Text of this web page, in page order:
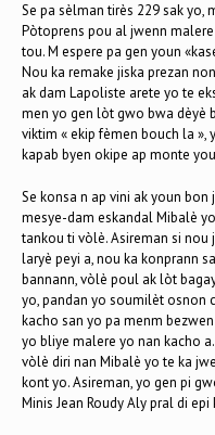
Se pa sèlman tirès 229 sak yo,
Pòtoprens pou al jwenn
tou. M espere pa gen youn
Nou ka remake jiska prezan
ak dam Lapoliste arete yo te
men yo gen lòt gwo bwa dèyè
viktim « ekip fèmen bouch la
kapab byen okipe ap monte
Se konsa n ap vini ak youn bon
mesye-dam eskandal Mibalè
tankou ti vòlè. Asireman si nou
laryè peyi a, nou ka konprann
bannann, vòlè poul ak lòt
yo, pandan yo soumilèt osnon
kacho san yo pa menm
yo bliye malere yo nan kacho
vòlè diri nan Mibalè yo te ka
kont yo. Asireman, yo gen pi
Minis Jean Roudy Aly pral di